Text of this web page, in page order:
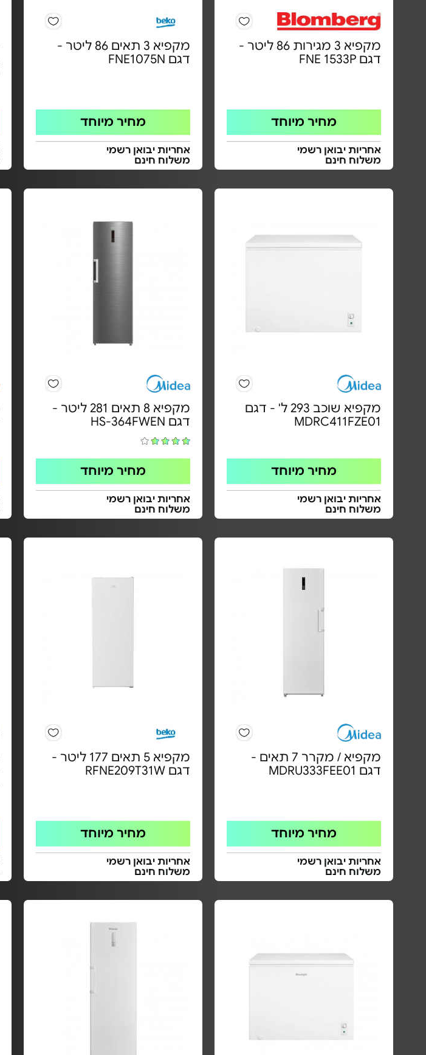
מקפיא 3 מגירות 86 ליטר -
דגם FNE 1533P
מחיר מיוחד
אחריות יבואן רשמי
משלוח חינם
מקפיא 3 תאים 86 ליטר -
דגם FNE1075N
מחיר מיוחד
אחריות יבואן רשמי
משלוח חינם
מקפיא שוכב 293 ל' - דגם
MDRC411FZE01
מחיר מיוחד
אחריות יבואן רשמי
משלוח חינם
מקפיא 8 תאים 281 ליטר -
דגם HS-364FWEN
מחיר מיוחד
אחריות יבואן רשמי
משלוח חינם
מקפיא / מקרר 7 תאים -
דגם MDRU333FEE01
מחיר מיוחד
אחריות יבואן רשמי
משלוח חינם
מקפיא 5 תאים 177 ליטר -
דגם RFNE209T31W
מחיר מיוחד
אחריות יבואן רשמי
משלוח חינם